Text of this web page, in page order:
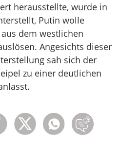
herausstellte, wurde in
Putin wolle
dem westlichen
Angesichts dieser
sah sich der
zu einer deutlichen